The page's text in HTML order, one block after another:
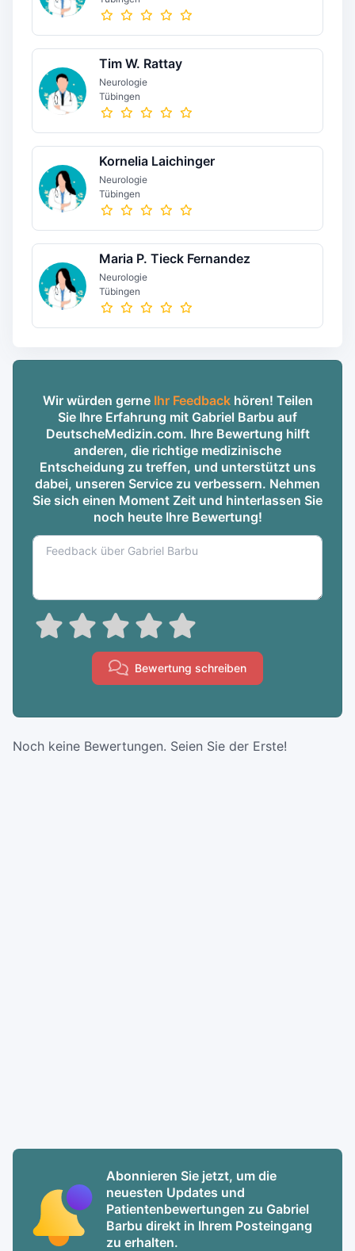
Tim W. Rattay
Neurologie
Tübingen
Kornelia Laichinger
Neurologie
Tübingen
Maria P. Tieck Fernandez
Neurologie
Tübingen
Wir würden gerne Ihr Feedbackhören! Teilen
Sie Ihre Erfahrung mit Gabriel Barbu auf
DeutscheMedizin.com. Ihre Bewertung hilft
anderen, die richtige medizinische
Entscheidung zu treffen, und unterstützt uns
dabei, unseren Service zu verbessern. Nehmen
Sie sich einen Moment Zeit und hinterlassen Sie
noch heute Ihre Bewertung!
Bewertung schreiben
Noch keine Bewertungen. Seien Sie der Erste!
Abonnieren Sie jetzt, um die
neuesten Updates und
Patientenbewertungen zu Gabriel
Barbu direkt in Ihrem Posteingang
zu erhalten.